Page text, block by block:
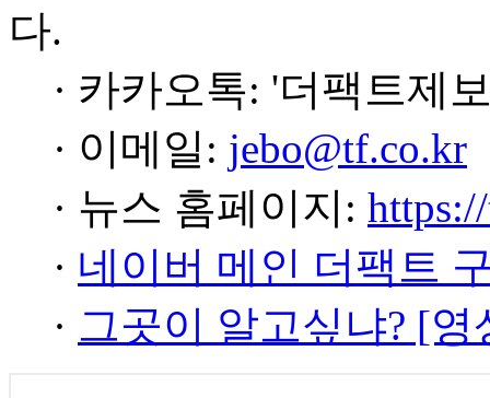
다.
· 카카오톡: '더팩트제
· 이메일: jebo@tf.co.kr
· 뉴스 홈페이지:
· 네이버 메인 더팩트
· 그곳이 알고싶냐? [